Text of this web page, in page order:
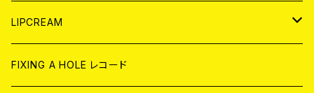
CD
ANALOG
WORLD
CD
JAPAN
CD
WORLD
LIPCREAM
CD
FIXING A HOLE レコード